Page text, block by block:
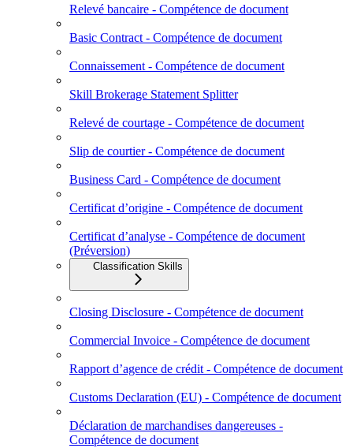
Relevé bancaire - Compétence de document
Basic Contract - Compétence de document
Connaissement - Compétence de document
Skill Brokerage Statement Splitter
Relevé de courtage - Compétence de document
Slip de courtier - Compétence de document
Business Card - Compétence de document
Certificat d’origine - Compétence de document
Certificat d’analyse - Compétence de document
(Préversion)
Classification Skills
Closing Disclosure - Compétence de document
Commercial Invoice - Compétence de document
Rapport d’agence de crédit - Compétence de document
Customs Declaration (EU) - Compétence de document
Déclaration de marchandises dangereuses -
Compétence de document